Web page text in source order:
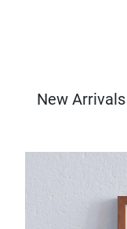
New Arrivals